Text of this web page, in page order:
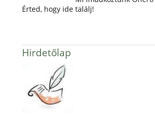
Érted, hogy ide találj!
Hirdetőlap